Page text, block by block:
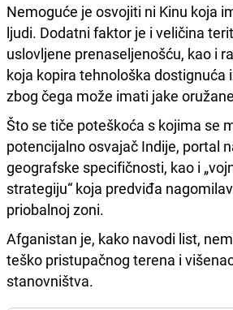
Nemoguće je osvojiti ni Kinu koja
ljudi. Dodatni faktor je i veličina
uslovljene prenaseljenošću, kao i
koja kopira tehnološka dostignuća
zbog čega može imati jake
Što se tiče poteškoća s kojima se
potencijalno osvajač Indije, portal
geografske specifičnosti, kao i
strategiju“ koja predviđa
priobalnoj zoni.
Afganistan je, kako navodi list,
teško pristupačnog terena i
stanovništva.